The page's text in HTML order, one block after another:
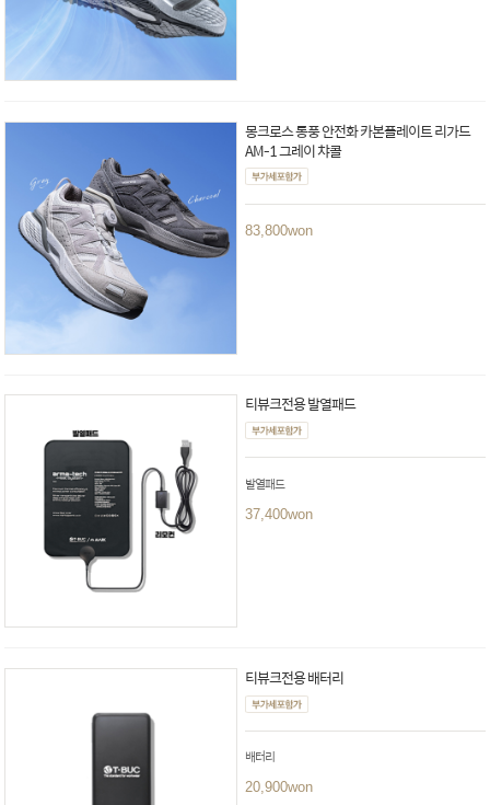
몽크로스 통풍 안전화 카본플레이트 리가드
AM-1 그레이 챠콜
83,800won
티뷰크전용 발열패드
발열패드
37,400won
티뷰크전용 배터리
배터리
20,900won